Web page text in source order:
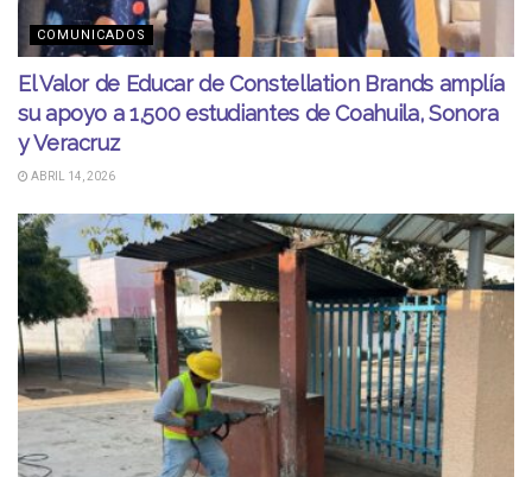
COMUNICADOS
El Valor de Educar de Constellation Brands amplía
su apoyo a 1,500 estudiantes de Coahuila, Sonora
y Veracruz
ABRIL 14, 2026